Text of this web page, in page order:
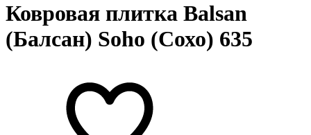
Ковровая плитка Balsan
(Балсан) Soho (Сохо) 635